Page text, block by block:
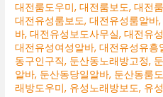
대전룸도우미,대전룸보도,대전
대전유성룸보도,대전유성룸알바
바,대전유성보도사무실,대전유
대전유성여성알바,대전유성유흥
동구인구직, 둔산동노래방고정,
알바, 둔산동당일알바, 둔산동룸
래방도우미, 유성노래방보도, 유